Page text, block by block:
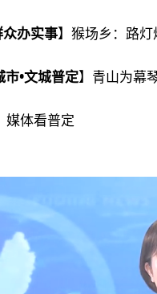
办实事】猴场乡：路
•文城普定】青山为幕
媒体看普定